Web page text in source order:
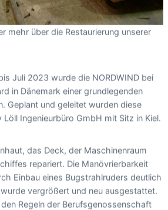
mehr über die Restaurierung unserer
Juli 2023 wurde die NORDWIND bei
in Dänemark einer grundlegenden
Geplant und geleitet wurden diese
Ingenieurbüro GmbH mit Sitz in Kiel.
das Deck, der Maschinenraum
repariert. Die Manövrierbarkeit
Einbau eines Bugstrahlruders deutlich
vergrößert und neu ausgestattet.
Regeln der Berufsgenossenschaft